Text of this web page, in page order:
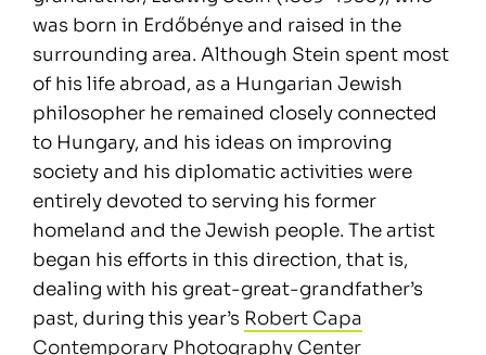
was born in Erdőbénye and raised in the
surrounding area. Although Stein spent most
of his life abroad, as a Hungarian Jewish
philosopher he remained closely connected
to Hungary, and his ideas on improving
society and his diplomatic activities were
entirely devoted to serving his former
homeland and the Jewish people. The artist
began his efforts in this direction, that is,
dealing with his great-great-grandfather’s
past, during this year’s Robert Capa
Contemporary Photography Center